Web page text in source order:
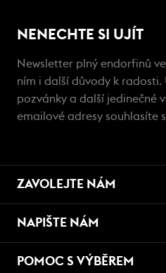
NENECHTE SI UJÍT
Newsletter plný endorfinů
ním i další důvody k radosti.
pozvánky a další jedinečné
emailové adresy souhlasíte s
ZAVOLEJTE NÁM
NAPIŠTE NÁM
POMOC S VÝBĚREM